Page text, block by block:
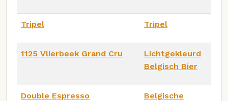
Tripel Tripel
1125 Vlierbeek Grand Cru
Lichtgekleurd
Belgisch Bier
Double Espresso
Belgische